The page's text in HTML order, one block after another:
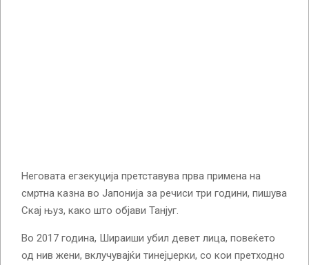
Неговата егзекуција претставува прва примена на
смртна казна во Јапонија за речиси три години, пишува
Скај њуз, како што објави Танјуг.
Во 2017 година, Шираиши убил девет лица, повеќето
од нив жени, вклучувајќи тинејџерки, со кои претходно